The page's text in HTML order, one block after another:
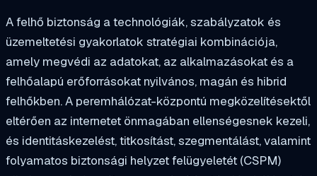
A felhő biztonság a technológiák, szabályzatok és
üzemeltetési gyakorlatok stratégiai kombinációja,
amely megvédi az adatokat, az alkalmazásokat és a
felhőalapú erőforrásokat nyilvános, magán és hibrid
felhőkben. A peremhálózat-központú megközelítésektől
eltérően az internetet önmagában ellenségesnek kezeli,
és identitáskezelést, titkosítást, szegmentálást, valamint
folyamatos biztonsági helyzet felügyeletét (CSPM)